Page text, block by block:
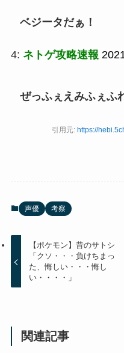
ベジータだぁ！
4: ネトゲ攻略速報
ぜっふぇえみふぇふ
引用元: https://
声優 考察
【ポケモン】昔のサトシ
「クソ・・・負けちまっ
た、悔しい・・・悔し
い・・・・」
関連記事